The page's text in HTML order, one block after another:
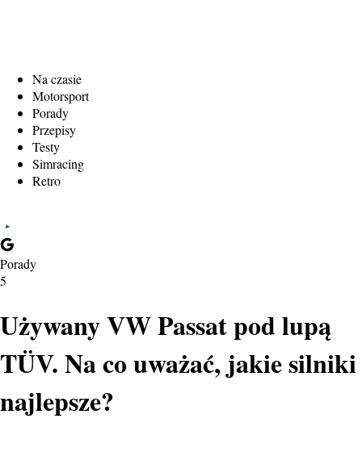
Na czasie
Motorsport
Porady
Przepisy
Testy
Simracing
Retro
Porady
5
Używany VW Passat pod lupą
TÜV. Na co uważać, jakie silniki
najlepsze?